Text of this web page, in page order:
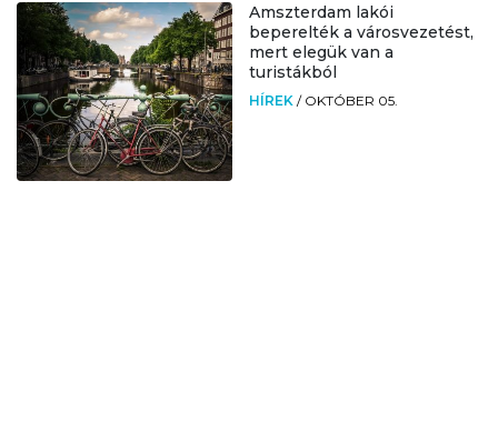
Amszterdam lakói
beperelték a városvezetést,
mert elegük van a
turistákból
HÍREK / OKTÓBER 05.